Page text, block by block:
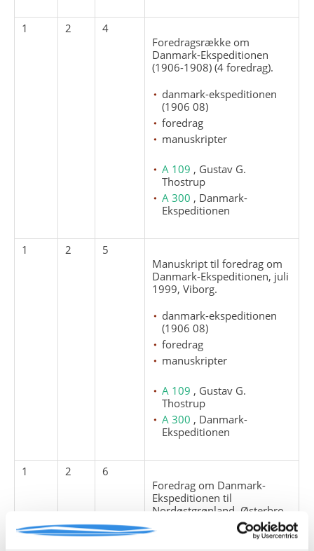
1 2
4
Foredragsrække om
Danmark-Ekspeditionen
(1906-1908) (4 foredrag).
danmark-ekspeditionen
(1906 08)
foredrag
manuskripter
A 109 , Gustav G.
Thostrup
A 300 , Danmark-
Ekspeditionen
1 2
5
Manuskript til foredrag om
Danmark-Ekspeditionen, juli
1999, Viborg.
danmark-ekspeditionen
(1906 08)
foredrag
manuskripter
A 109 , Gustav G.
Thostrup
A 300 , Danmark-
Ekspeditionen
1 2
6
Foredrag om Danmark-
Ekspeditionen til
Nordøstgrønland, Østerbro
Rotary Klub, 14. januar
1997.